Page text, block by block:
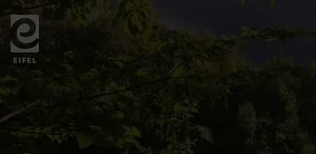
Zurück
zur
Startseite